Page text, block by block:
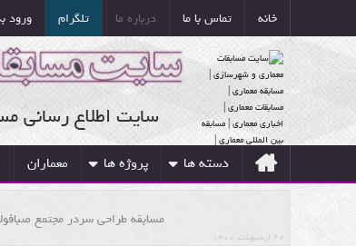
خانه تماس با ما درباره ما تلگرام ورود
سایت اطلاع رسانی
دسته ها پروژه ها معماران
مسابقه طراحی سردر مجتمع
۲۷ اردیبهشت ۱۴۰۰